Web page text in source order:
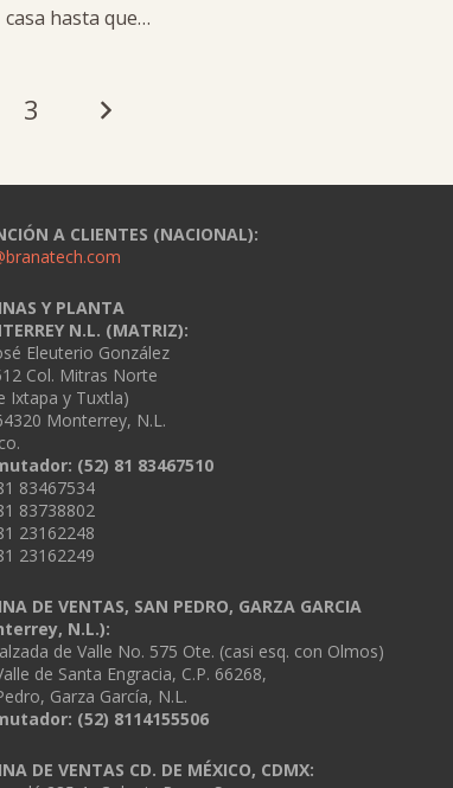
casa hasta que…
3
A CLIENTES (NACIONAL):
Y PLANTA
N.L. (MATRIZ):
Eleuterio González
Col. Mitras Norte
Ixtapa y Tuxtla)
Monterrey, N.L.
(52) 81 83467510
83467534
83738802
23162248
23162249
DE VENTAS, SAN PEDRO, GARZA GARCIA
N.L.):
de Valle No. 575 Ote. (casi esq. con Olmos)
de Santa Engracia, C.P. 66268,
Garza García, N.L.
(52) 8114155506
DE VENTAS CD. DE MÉXICO, CDMX: